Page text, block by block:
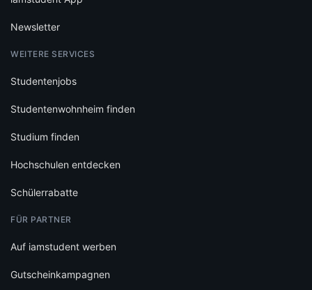
Newsletter
WEITERE SERVICES
Studentenjobs
Studentenwohnheim finden
Studium finden
Hochschulen entdecken
Schülerrabatte
FÜR PARTNER
Auf iamstudent werben
Gutscheinkampagnen